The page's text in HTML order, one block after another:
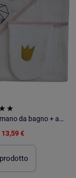
Asciugamano da bagno + asciugamano "SWAN" di LES CHATOUNETS
13,59 €